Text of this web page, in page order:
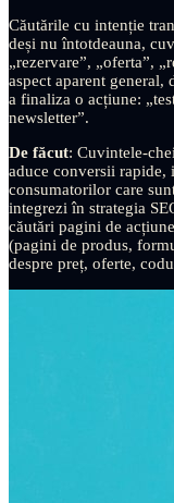
Căutările cu intenție
deși nu întotdeauna,
„rezervare”, „oferta”,
aspect aparent general,
a finaliza o acțiune:
newsletter”.
De făcut: Cuvintele-
aduce conversii rapide,
consumatorilor care
integrezi în strategia
căutări pagini de
(pagini de produs,
despre preț, oferte,